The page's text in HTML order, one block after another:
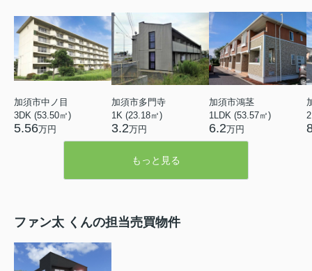
加須市中ノ目
3DK (53.50㎡)
5.56万円
加須市多門寺
1K (23.18㎡)
3.2万円
加須市鴻茎
1LDK (53.57㎡)
6.2万円
もっと見る
ファン太 くんの担当売買物件